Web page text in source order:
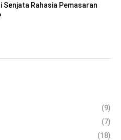
Senjata Rahasia Pemasaran
(9)
(7)
(18)